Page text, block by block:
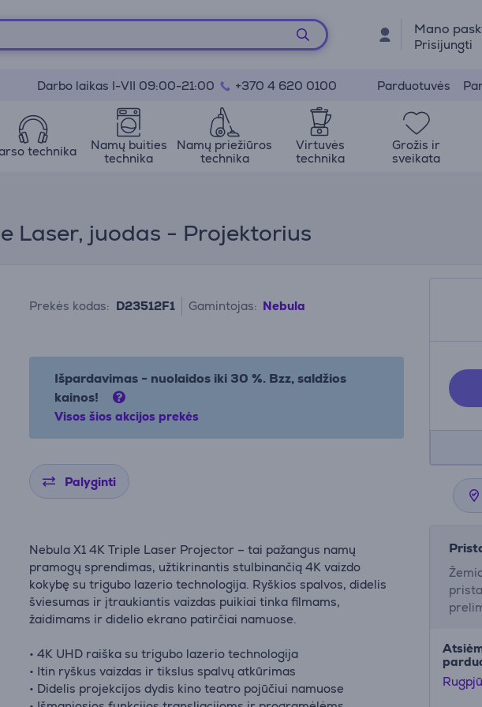
Mano
Prisijungti
Darbo laikas I-VII 09:00-21:00 +370 4 620 0100 Parduotuvės
technika
Namų buities
technika
Namų priežiūros
technika
Virtuvės
technika
Grožis ir
sveikata
Laser, juodas - Projektorius
Prekės kodas: D23512F1 Gamintojas: Nebula
Išpardavimas - nuolaidos iki 30 %. Bzz, saldžios
kainos!
Visos šios akcijos prekės
Palyginti
Nebula X1 4K Triple Laser Projector – tai pažangus namų
pramogų sprendimas, užtikrinantis stulbinančią 4K vaizdo
kokybę su trigubo lazerio technologija. Ryškios spalvos, didelis
šviesumas ir įtraukiantis vaizdas puikiai tinka filmams,
žaidimams ir didelio ekrano patirčiai namuose.
• 4K UHD raiška su trigubo lazerio technologija
• Itin ryškus vaizdas ir tikslus spalvų atkūrimas
• Didelis projekcijos dydis kino teatro pojūčiui namuose